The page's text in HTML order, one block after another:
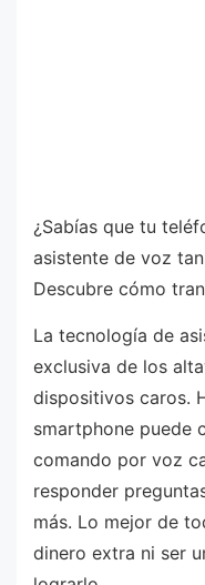
¿Sabías que tu
asistente de voz
Descubre cómo
La tecnología de
exclusiva de los
dispositivos caros.
smartphone puede
comando por voz
responder
más. Lo mejor de
dinero extra ni ser